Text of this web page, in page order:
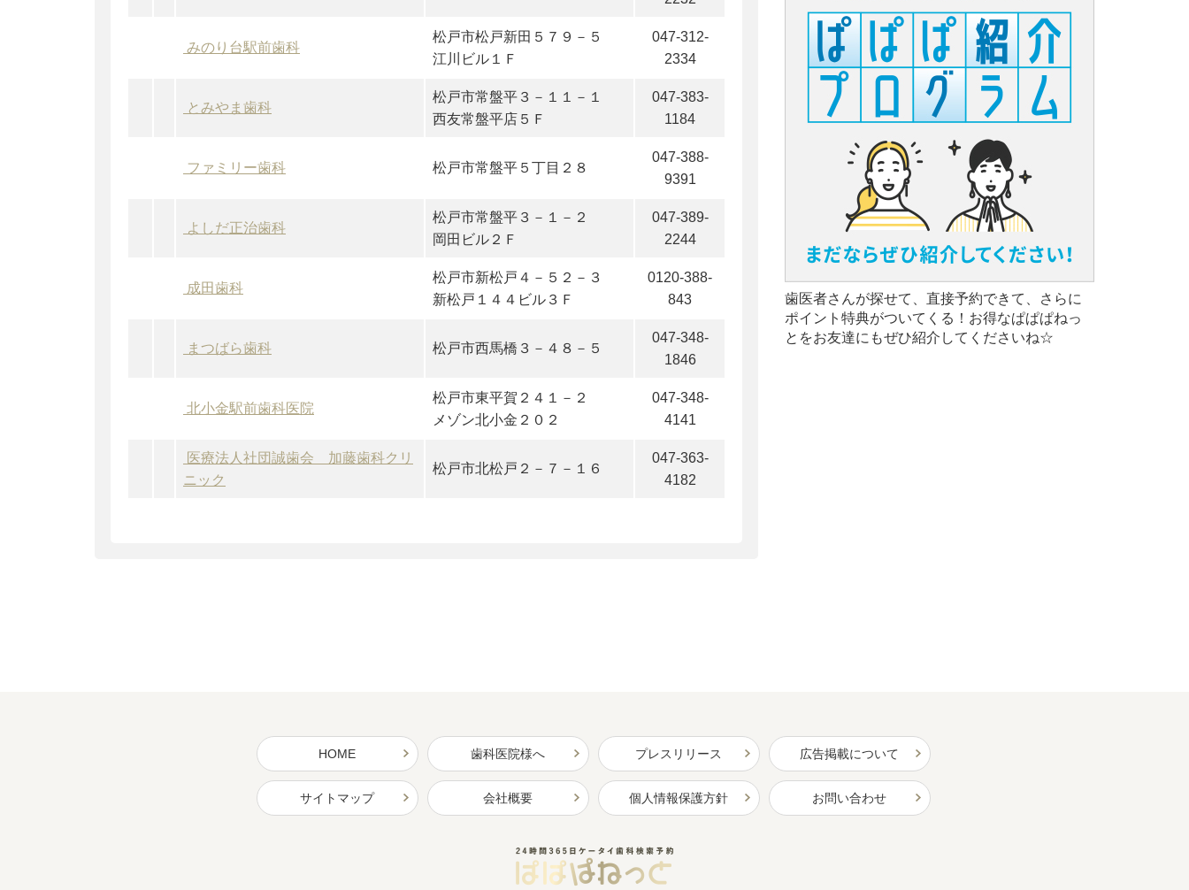
みのり台駅前歯科
松戸市松戸新田５７９－５
江川ビル１Ｆ
047-312-
2334
とみやま歯科
松戸市常盤平３－１１－１
西友常盤平店５Ｆ
047-383-
1184
ファミリー歯科 松戸市常盤平５丁目２８
047-388-
9391
よしだ正治歯科
松戸市常盤平３－１－２
岡田ビル２Ｆ
047-389-
2244
成田歯科
松戸市新松戸４－５２－３
新松戸１４４ビル３Ｆ
0120-388-
843
まつばら歯科 松戸市西馬橋３－４８－５
047-348-
1846
北小金駅前歯科医院
松戸市東平賀２４１－２
メゾン北小金２０２
047-348-
4141
医療法人社団誠歯会 加藤歯科クリ
ニック
松戸市北松戸２－７－１６
047-363-
4182
歯医者さんが探せて、直接予約できて、さらに
ポイント特典がついてくる！お得なぱぱぱねっ
とをお友達にもぜひ紹介してくださいね☆
HOME 歯科医院様へ プレスリリース 広告掲載について
サイトマップ 会社概要 個人情報保護方針 お問い合わせ